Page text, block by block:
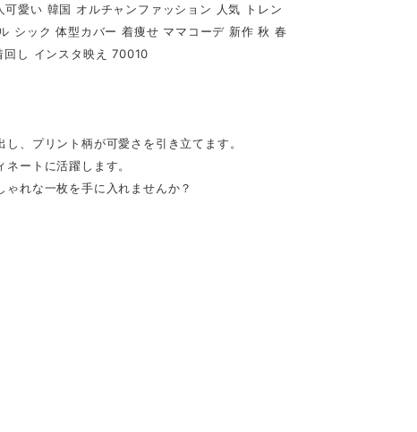
愛い 韓国 オルチャンファッション 人気 トレン
シック 体型カバー 着痩せ ママコーデ 新作 秋 春
し インスタ映え 70010
、プリント柄が可愛さを引き立てます。
ートに活躍します。
れな一枚を手に入れませんか？